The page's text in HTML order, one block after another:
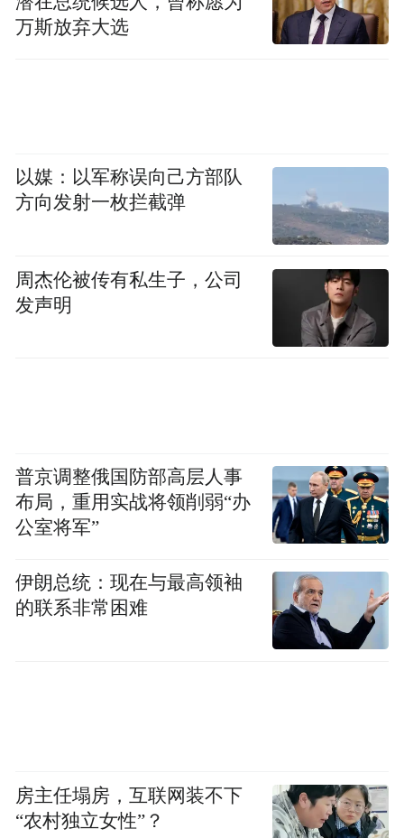
万斯放弃大选
以媒：以军称误向己方部队
方向发射一枚拦截弹
周杰伦被传有私生子，公司
发声明
普京调整俄国防部高层人事
布局，重用实战将领削弱“办
公室将军”
伊朗总统：现在与最高领袖
的联系非常困难
房主任塌房，互联网装不下
“农村独立女性”？